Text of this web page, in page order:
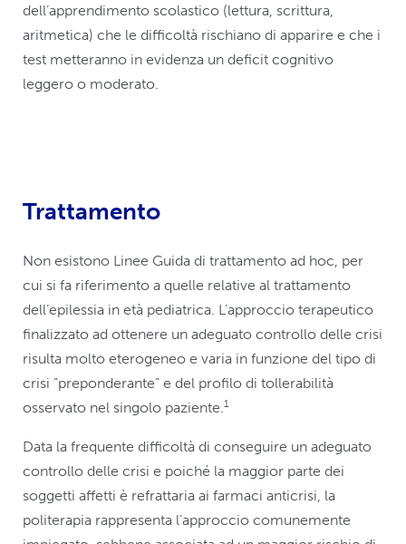
dell’apprendimento scolastico (lettura, scrittura,
aritmetica) che le difficoltà rischiano di apparire e che i
test metteranno in evidenza un deficit cognitivo
leggero o moderato.
Trattamento
Non esistono Linee Guida di trattamento ad hoc, per
cui si fa riferimento a quelle relative al trattamento
dell’epilessia in età pediatrica. L’approccio terapeutico
finalizzato ad ottenere un adeguato controllo delle crisi
risulta molto eterogeneo e varia in funzione del tipo di
crisi “preponderante” e del profilo di tollerabilità
osservato nel singolo paziente.1
Data la frequente difficoltà di conseguire un adeguato
controllo delle crisi e poiché la maggior parte dei
soggetti affetti è refrattaria ai farmaci anticrisi, la
politerapia rappresenta l’approccio comunemente